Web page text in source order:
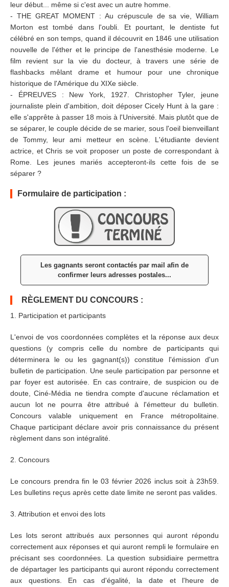
leur début... même si c'est avec un autre homme.
- THE GREAT MOMENT : Au crépuscule de sa vie, William
Morton est tombé dans l'oubli. Et pourtant, le dentiste fut
célébré en son temps, quand il découvrit en 1846 une utilisation
nouvelle de l'éther et le principe de l'anesthésie moderne. Le
film revient sur la vie du docteur, à travers une série de
flashbacks mêlant drame et humour pour une chronique
historique de l'Amérique du XIXe siècle.
- ÉPREUVES : New York, 1927. Christopher Tyler, jeune
journaliste plein d'ambition, doit déposer Cicely Hunt à la gare :
elle s'apprête à passer 18 mois à l'Université. Mais plutôt que de
se séparer, le couple décide de se marier, sous l'oeil bienveillant
de Tommy, leur ami metteur en scène. L'étudiante devient
actrice, et Chris se voit proposer un poste de correspondant à
Rome. Les jeunes mariés accepteront-ils cette fois de se
séparer ?
Formulaire de participation :
Les gagnants seront contactés par mail afin de
confirmer leurs adresses postales...
RÈGLEMENT DU CONCOURS :
1. Participation et participants
L'envoi de vos coordonnées complètes et la réponse aux deux
questions (y compris celle du nombre de participants qui
déterminera le ou les gagnant(s)) constitue l'émission d'un
bulletin de participation. Une seule participation par personne et
par foyer est autorisée. En cas contraire, de suspicion ou de
doute, Ciné-Média ne tiendra compte d'aucune réclamation et
aucun lot ne pourra être attribué à l'émetteur du bulletin.
Concours valable uniquement en France métropolitaine.
Chaque participant déclare avoir pris connaissance du présent
règlement dans son intégralité.
2. Concours
Le concours prendra fin le 03 février 2026 inclus soit à 23h59.
Les bulletins reçus après cette date limite ne seront pas valides.
3. Attribution et envoi des lots
Les lots seront attribués aux personnes qui auront répondu
correctement aux réponses et qui auront rempli le formulaire en
précisant ses coordonnées. La question subsidiaire permettra
de départager les participants qui auront répondu correctement
aux questions. En cas d'égalité, la date et l'heure de